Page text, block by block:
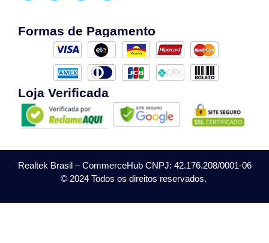
Formas de Pagamento
Loja Verificada
Realtek Brasil – CommerceHub CNPJ: 42.176.208/0001-06
© 2024 Todos os direitos reservados.